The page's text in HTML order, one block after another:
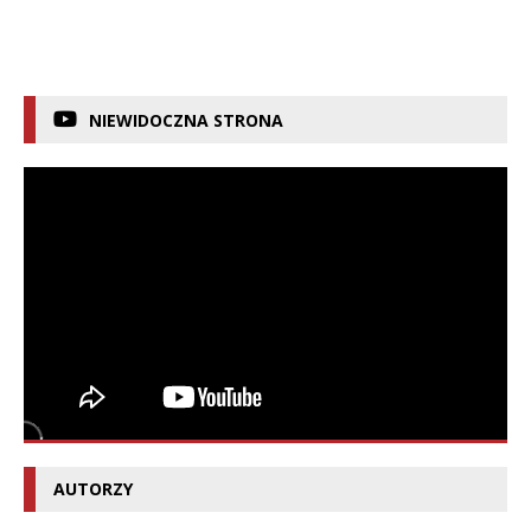
NIEWIDOCZNA STRONA
AUTORZY